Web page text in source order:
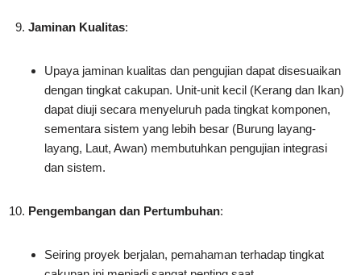
Jaminan Kualitas:
Upaya jaminan kualitas dan pengujian dapat disesuaikan
dengan tingkat cakupan. Unit-unit kecil (Kerang dan Ikan)
dapat diuji secara menyeluruh pada tingkat komponen,
sementara sistem yang lebih besar (Burung layang-
layang, Laut, Awan) membutuhkan pengujian integrasi
dan sistem.
Pengembangan dan Pertumbuhan:
Seiring proyek berjalan, pemahaman terhadap tingkat